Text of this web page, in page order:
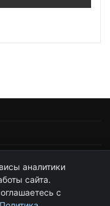
аналитики
сайта.
с